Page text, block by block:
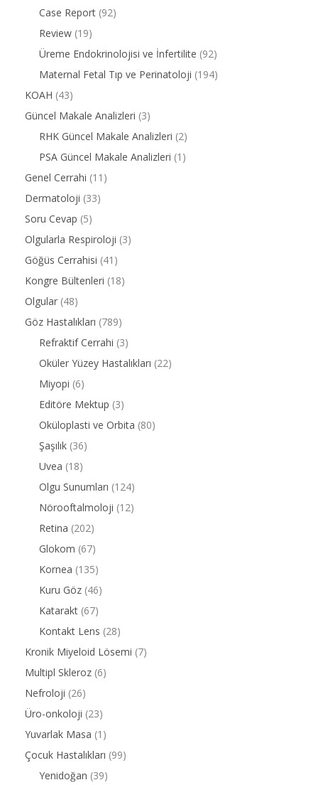
Case Report (92)
Review (19)
Üreme Endokrinolojisi ve İnfertilite (92)
Maternal Fetal Tıp ve Perinatoloji (194)
KOAH (43)
Güncel Makale Analizleri (3)
RHK Güncel Makale Analizleri (2)
PSA Güncel Makale Analizleri (1)
Genel Cerrahi (11)
Dermatoloji (33)
Soru Cevap (5)
Olgularla Respiroloji (3)
Göğüs Cerrahisi (41)
Kongre Bültenleri (18)
Olgular (48)
Göz Hastalıkları (789)
Refraktif Cerrahi (3)
Oküler Yüzey Hastalıkları (22)
Miyopi (6)
Editöre Mektup (3)
Oküloplasti ve Orbita (80)
Şaşılık (36)
Uvea (18)
Olgu Sunumları (124)
Nörooftalmoloji (12)
Retina (202)
Glokom (67)
Kornea (135)
Kuru Göz (46)
Katarakt (67)
Kontakt Lens (28)
Kronik Miyeloid Lösemi (7)
Multipl Skleroz (6)
Nefroloji (26)
Üro-onkoloji (23)
Yuvarlak Masa (1)
Çocuk Hastalıkları (99)
Yenidoğan (39)